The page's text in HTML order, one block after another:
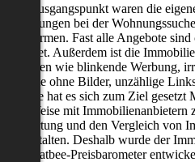
Der Ausgangspunkt waren die
Erfahrungen bei der
Plattformen. Fast alle Angebote
behaftet. Außerdem ist die
Faktoren wie blinkende Werbung,
Inserate ohne Bilder, unzählige
Flatbee hat es sich zum Ziel
und Weise mit
Bewertung und den Vergleich von
zu gestalten. Deshalb wurde der
und Flatbee-Preisbarometer